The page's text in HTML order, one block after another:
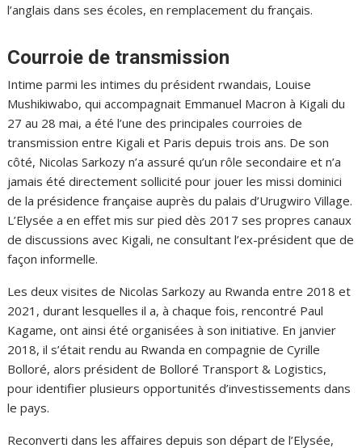
l’anglais dans ses écoles, en remplacement du français.
Courroie de transmission
Intime parmi les intimes du président rwandais, Louise
Mushikiwabo, qui accompagnait Emmanuel Macron à Kigali du
27 au 28 mai, a été l’une des principales courroies de
transmission entre Kigali et Paris depuis trois ans. De son
côté, Nicolas Sarkozy n’a assuré qu’un rôle secondaire et n’a
jamais été directement sollicité pour jouer les missi dominici
de la présidence française auprès du palais d’Urugwiro Village.
L’Elysée a en effet mis sur pied dès 2017 ses propres canaux
de discussions avec Kigali, ne consultant l’ex-président que de
façon informelle.
Les deux visites de Nicolas Sarkozy au Rwanda entre 2018 et
2021, durant lesquelles il a, à chaque fois, rencontré Paul
Kagame, ont ainsi été organisées à son initiative. En janvier
2018, il s’était rendu au Rwanda en compagnie de Cyrille
Bolloré, alors président de Bolloré Transport & Logistics,
pour identifier plusieurs opportunités d’investissements dans
le pays.
Reconverti dans les affaires depuis son départ de l’Elysée,